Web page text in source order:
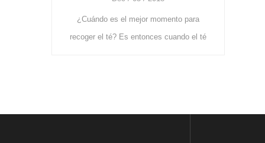
cuando el té